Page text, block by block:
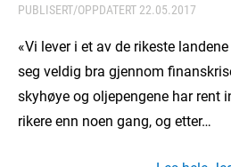
PUBLISERT/OPPDATERT 22.05.2017
«Vi lever i et av de rikeste
seg veldig bra gjennom
skyhøye og oljepengene har rent
rikere enn noen gang, og etter…